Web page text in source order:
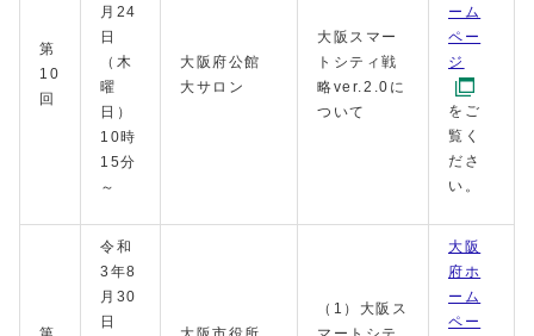
第
10
回
月24
日
（木
曜
日）
10時
15分
～
大阪府公館
大サロン
大阪スマー
トシティ戦
略ver.2.0に
ついて
ーム
ペー
ジ
をご
覧く
ださ
い。
令和
3年8
月30
日
（1）大阪ス
大阪
府ホ
ーム
ペー